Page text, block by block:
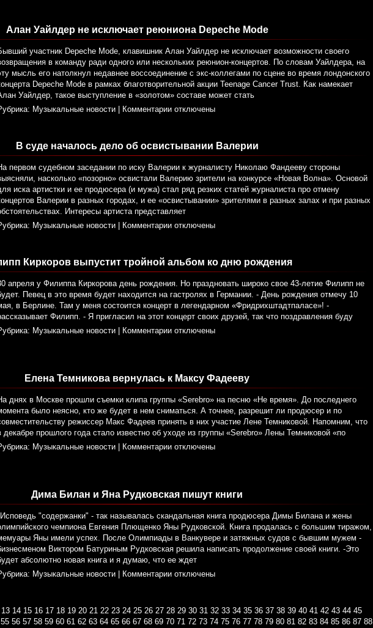
Алан Уайлдер не исключает реюниона Depeche Mode
участник Depeche Mode, клавишник Алан Уайлдер не исключает возможности своего
в команду ради одного или нескольких реюнион-концертов. По словам Уайлдера, на
мысль его натолкнул недавнее воссоединение с экс-коллегами по сцене во время лондонского
Depeche Mode в рамках благотворительной акции Teenage Cancer Trust. Как намекает
Уайлдер, такое выступление в «золотом» составе может стать
Музыкальные новости Комментарии отключены
В суде началось дело об освистывании Валерии
первом судебном заседании по иску Валерии к журналисту Николаю Фандееву стороны
насколько «позорно» освистали Валерию зрители на конкурсе «Новая Волна». Основой
иска артистки и ее продюсера (и мужа) стал ряд резких статей журналиста про отмену
Валерии в разных городах, и ее «освистывании» зрителями в разных залах и при разных
Интересы артиста представляет
Музыкальные новости Комментарии отключены
Киркоров выпустит тройной альбом ко дню рождения
апреля у Филиппа Киркорова день рождения. Но праздновать широко свое 43-летие Филипп не
Певец в это время будет находится на гастролях в Германии. - День рождения отмечу 10
в Берлине. Там у меня состоится концерт в легендарном «Фридрихштадтпаласе»! -
Филипп. - Я пригласил на этот концерт своих друзей, так что поздравления буду
Музыкальные новости Комментарии отключены
Елена Темникова вернулась к Максу Фадееву
днях в Москве прошли съемки клипа группы «Serebro» на песню «Не время». До последнего
было неясно, кто же будет в нем сниматься. А точнее, разрешит ли продюсер и по
режиссер Макс Фадеев принять в них участие Лене Темниковой. Напомним, что
декабре прошлого года стало известно об уходе из группы «Serebro» Лены Темниковой «по
Музыкальные новости Комментарии отключены
Дима Билан и Яна Рудковская пишут книги
"содержанки" - так называлась скандальная книга продюсера Димы Билана и жены
чемпиона Евгения Плющенко Яны Рудковской. Книга продалась с большим тиражом,
Яны имели успех. После Олимпиады в Ванкувере и затяжных судов с бывшим мужем -
Виктором Батуриным Рудковская решила написать продолжение своей книги. -Это
абсолютно новая книга и я думаю, что ее ждет
Музыкальные новости Комментарии отключены
13 14 15 16 17 18 19 20 21 22 23 24 25 26 27 28 29 30 31 32 33 34 35 36 37 38 39 40 41 42 43 44 45
55 56 57 58 59 60 61 62 63 64 65 66 67 68 69 70 71 72 73 74 75 76 77 78 79 80 81 82 83 84 85 86 87 88